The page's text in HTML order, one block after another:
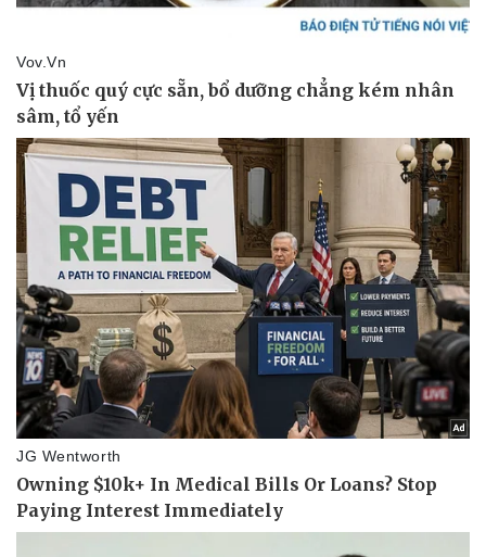
Pháp luật
Vụ án
Tin nóng
Tư vấn luật
Quân sự - Quốc phòng
Phân tích